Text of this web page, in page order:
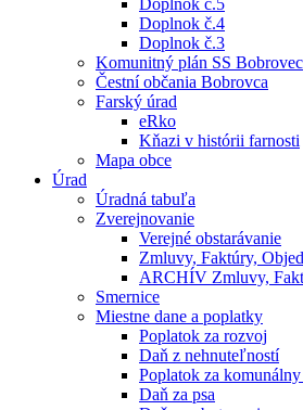
Doplnok č.5
Doplnok č.4
Doplnok č.3
Komunitný plán SS Bobrovec
Čestní občania Bobrovca
Farský úrad
eRko
Kňazi v histórii farnosti
Mapa obce
Úrad
Úradná tabuľa
Zverejnovanie
Verejné obstarávanie
Zmluvy, Faktúry,
ARCHÍV Zmluvy,
Smernice
Miestne dane a poplatky
Poplatok za rozvoj
Daň z nehnuteľností
Poplatok za komunálny
Daň za psa